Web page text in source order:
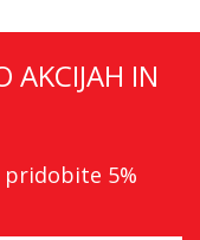
AKCIJAH IN
pridobite 5%